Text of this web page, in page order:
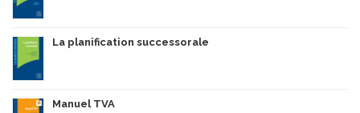
La planification successorale
Manuel TVA